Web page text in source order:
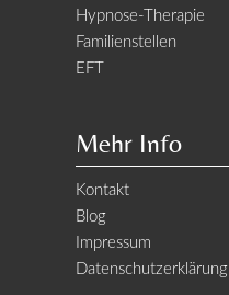
Hypnose-Therapie
Familienstellen
EFT
Mehr Info
Kontakt
Blog
Impressum
Datenschutzerklärung